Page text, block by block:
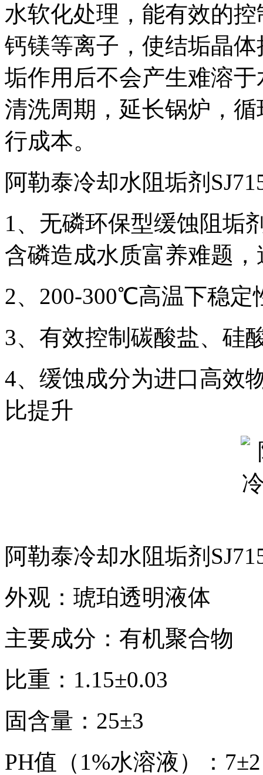
水软化处理，能有效的
钙镁等离子，使结垢晶
垢作用后不会产生难溶
清洗周期，延长锅炉，
行成本。
阿勒泰冷却水阻垢剂
1、无磷环保型缓蚀阻垢
含磷造成水质富养难题
2、200-300℃高温下稳定
3、有效控制碳酸盐、硅
4、缓蚀成分为进口高效
比提升
阿勒泰冷却水阻垢剂
外观：琥珀透明液体
主要成分：有机聚合物
比重：1.15±0.03
固含量：25±3
PH值（1%水溶液）：7±2